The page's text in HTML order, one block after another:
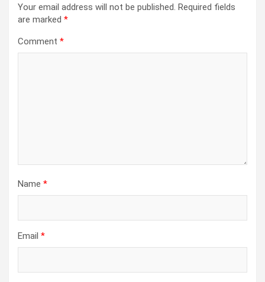
Your email address will not be published. Required fields
are marked *
Comment *
Name *
Email *